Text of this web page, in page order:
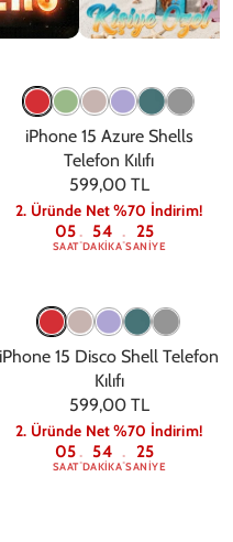
iPhone 15 Azure Shells
Telefon Kılıfı
599,00 TL
2. Üründe Net %70 İndirim!
05
SAAT: 54
DAKIKA: 24
SANIYE
iPhone 15 Disco Shell Telefon
Kılıfı
599,00 TL
2. Üründe Net %70 İndirim!
05
SAAT: 54
DAKIKA: 24
SANIYE